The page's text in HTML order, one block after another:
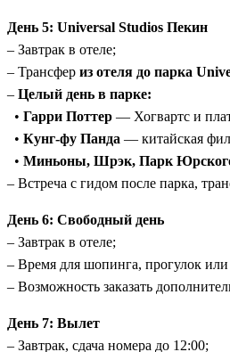
День 5: Universal Studios Пекин
– Завтрак в отеле;
– Трансфер из отеля до парка
– Целый день в парке:
• Гарри Поттер — Хогвартс и
• Кунг-фу Панда — китайская
• Миньоны, Шрэк, Парк
– Встреча с гидом после парка,
День 6: Свободный день
– Завтрак в отеле;
– Время для шопинга, прогулок
– Возможность заказать
День 7: Вылет
– Завтрак, сдача номера до 12:00;